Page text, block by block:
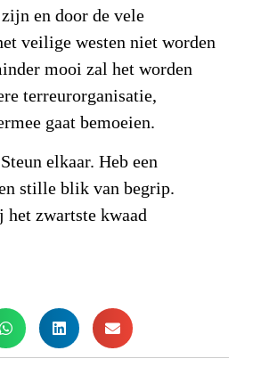
en door de vele
veilige westen niet worden
mooi zal het worden
terreurorganisatie,
gaat bemoeien.
elkaar. Heb een
stille blik van begrip.
het zwartste kwaad